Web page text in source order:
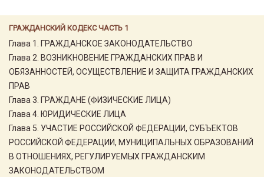
ГРАЖДАНСКИЙ КОДЕКС ЧАСТЬ 1
Глава 1. ГРАЖДАНСКОЕ ЗАКОНОДАТЕЛЬСТВО
Глава 2. ВОЗНИКНОВЕНИЕ ГРАЖДАНСКИХ ПРАВ И
ОБЯЗАННОСТЕЙ, ОСУЩЕСТВЛЕНИЕ И ЗАЩИТА ГРАЖДАНСКИХ
ПРАВ
Глава 3. ГРАЖДАНЕ (ФИЗИЧЕСКИЕ ЛИЦА)
Глава 4. ЮРИДИЧЕСКИЕ ЛИЦА
Глава 5. УЧАСТИЕ РОССИЙСКОЙ ФЕДЕРАЦИИ, СУБЪЕКТОВ
РОССИЙСКОЙ ФЕДЕРАЦИИ, МУНИЦИПАЛЬНЫХ ОБРАЗОВАНИЙ
В ОТНОШЕНИЯХ, РЕГУЛИРУЕМЫХ ГРАЖДАНСКИМ
ЗАКОНОДАТЕЛЬСТВОМ